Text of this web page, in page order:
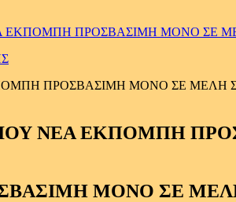
ΕΚΠΟΜΠΗ ΠΡΟΣΒΑΣΙΜΗ ΜΟΝΟ ΣΕ
ΠΡΟΣΒΑΣΙΜΗ ΜΟΝΟ ΣΕ ΜΕΛΗ
ΜΟΝΟ ΣΕ